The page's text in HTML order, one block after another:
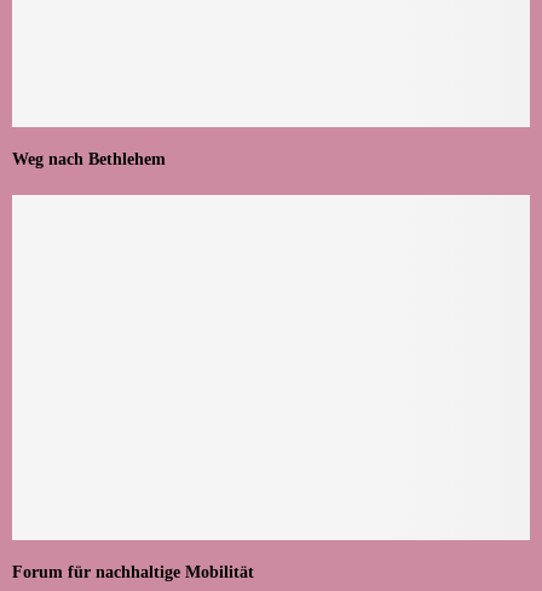
Weg nach Bethlehem
Forum für nachhaltige Mobilität